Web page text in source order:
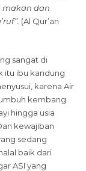
makan dan
(Al Qur’an
sangat di
itu ibu kandung
karena Air
kembang
hingga usia
kewajiban
sedang
baik dari
ASI yang